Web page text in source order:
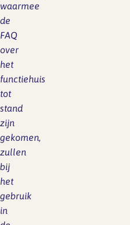
waarmee
de
FAQ
over
het
functiehuis
tot
stand
zijn
gekomen,
zullen
bij
het
gebruik
in